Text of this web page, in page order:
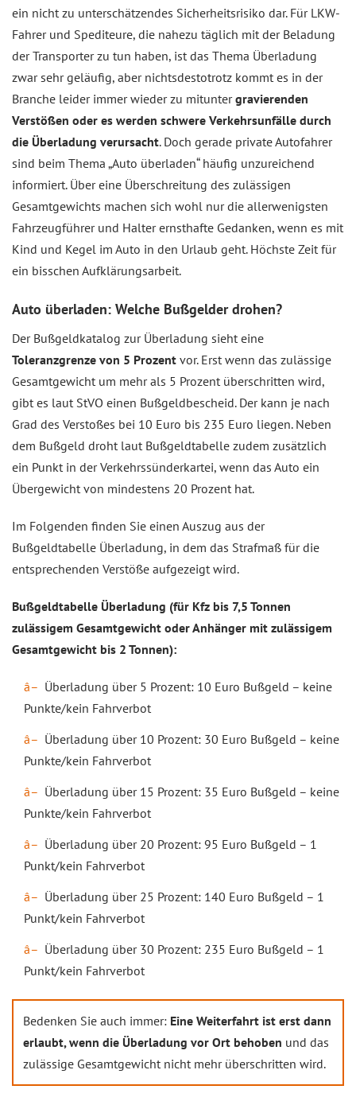
ein nicht zu unterschätzendes Sicherheitsrisiko dar. Für LKW-
Fahrer und Spediteure, die nahezu täglich mit der Beladung
der Transporter zu tun haben, ist das Thema Überladung
zwar sehr geläufig, aber nichtsdestotrotz kommt es in der
Branche leider immer wieder zu mituntergravierenden
Verstößen oder es werden schwere Verkehrsunfälle durch
die Überladung verursacht. Doch gerade private Autofahrer
sind beim Thema „Auto überladen“ häufig unzureichend
informiert. Über eine Überschreitung des zulässigen
Gesamtgewichts machen sich wohl nur die allerwenigsten
Fahrzeugführer und Halter ernsthafte Gedanken, wenn es mit
Kind und Kegel im Auto in den Urlaub geht. Höchste Zeit für
ein bisschen Aufklärungsarbeit.
Auto überladen: Welche Bußgelder drohen?
Der Bußgeldkatalog zur Überladung sieht eine
Toleranzgrenze von 5 Prozent vor. Erst wenn das zulässige
Gesamtgewicht um mehr als 5 Prozent überschritten wird,
gibt es laut StVO einen Bußgeldbescheid. Der kann je nach
Grad des Verstoßes bei 10 Euro bis 235 Euro liegen. Neben
dem Bußgeld droht laut Bußgeldtabelle zudem zusätzlich
ein Punkt in der Verkehrssünderkartei, wenn das Auto ein
Übergewicht von mindestens 20 Prozent hat.
Im Folgenden finden Sie einen Auszug aus der
Bußgeldtabelle Überladung, in dem das Strafmaß für die
entsprechenden Verstöße aufgezeigt wird.
Bußgeldtabelle Überladung (für Kfz bis 7,5 Tonnen
zulässigem Gesamtgewicht oder Anhänger mit zulässigem
Gesamtgewicht bis 2 Tonnen):
Überladung über 5 Prozent: 10 Euro Bußgeld – keine
Punkte/kein Fahrverbot
Überladung über 10 Prozent: 30 Euro Bußgeld – keine
Punkte/kein Fahrverbot
Überladung über 15 Prozent: 35 Euro Bußgeld – keine
Punkte/kein Fahrverbot
Überladung über 20 Prozent: 95 Euro Bußgeld – 1
Punkt/kein Fahrverbot
Überladung über 25 Prozent: 140 Euro Bußgeld – 1
Punkt/kein Fahrverbot
Überladung über 30 Prozent: 235 Euro Bußgeld – 1
Punkt/kein Fahrverbot
Bedenken Sie auch immer: Eine Weiterfahrt ist erst dann
erlaubt, wenn die Überladung vor Ort behoben und das
zulässige Gesamtgewicht nicht mehr überschritten wird.